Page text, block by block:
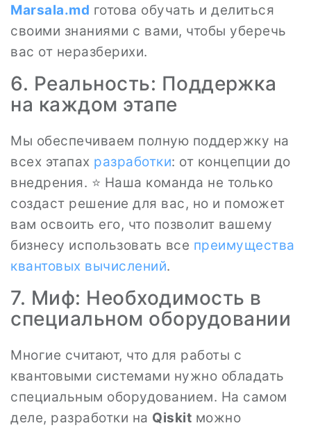
Marsala.md готова обучать и делиться
своими знаниями с вами, чтобы уберечь
вас от неразберихи.
6. Реальность: Поддержка
на каждом этапе
Мы обеспечиваем полную поддержку на
всех этапах разработки: от концепции до
внедрения. ⭐ Наша команда не только
создаст решение для вас, но и поможет
вам освоить его, что позволит вашему
бизнесу использовать все преимущества
квантовых вычислений.
7. Миф: Необходимость в
специальном оборудовании
Многие считают, что для работы с
квантовыми системами нужно обладать
специальным оборудованием. На самом
деле, разработки на Qiskit можно